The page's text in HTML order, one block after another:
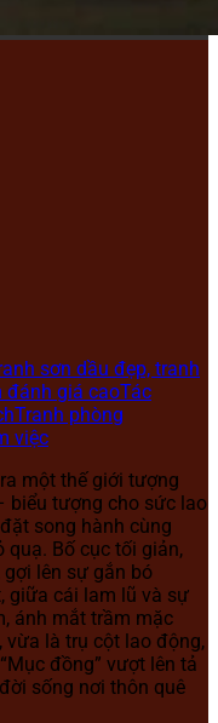
sơn dầu đẹp, tranh
đánh giá caoTác
Tranh phòng
việc
một thế giới tượng
biểu tượng cho sức lao
song hành cùng
Bố cục tối giản,
lên sự gắn bó
giữa cái lam lũ và sự
ánh mắt trầm mặc
vừa là trụ cột lao động,
đồng” vượt lên tả
sống nơi thôn quê